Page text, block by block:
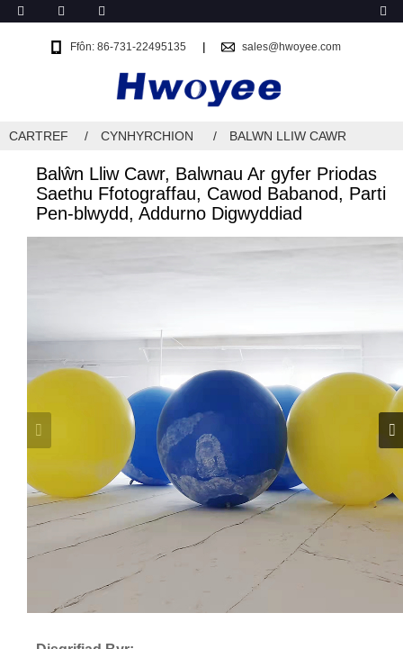
Ffôn: 86-731-22495135 sales@hwoyee.com
CARTREF CYNHYRCHION BALWN LLIW CAWR
Balŵn Lliw Cawr, Balwnau Ar gyfer Priodas
Saethu Ffotograffau, Cawod Babanod, Parti
Pen-blwydd, Addurno Digwyddiad